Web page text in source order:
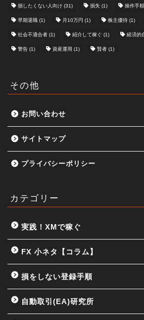
損したくない人向け (31) 損失 (1) 操作手順
早期退職 (1) 月10万円 (1) 株主優待 (1)
社会不適合者 (1) 紹介して稼ぐ (1) 経済的
警告 (1) 資産運用 (1) 賢者 (1)
その他
お問い合わせ
サイトマップ
プライバシーポリシー
カテゴリー
実践！XMで稼ぐ
FX 小ネタ【コラム】
損をしない登録手順
自動取引(EA)研究所